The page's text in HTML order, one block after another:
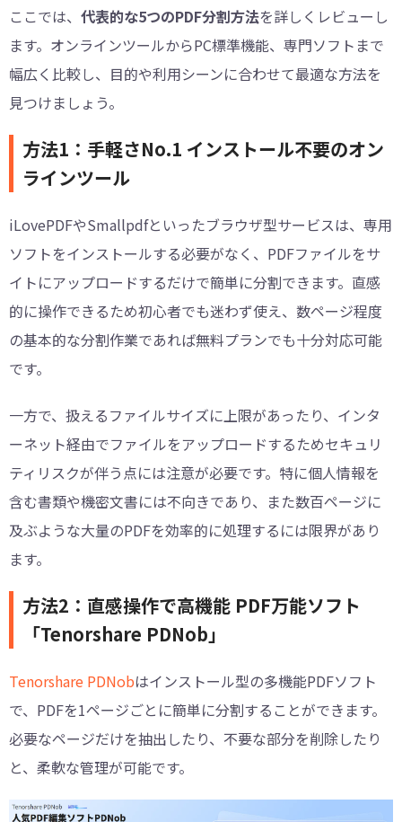
ここでは、 代表的な5つのPDF分割方法を詳しくレビューし
ます。オンラインツールからPC標準機能、専門ソフトまで
幅広く比較し、目的や利用シーンに合わせて最適な方法を
見つけましょう。
方法1：手軽さNo.1 インストール不要のオン
ラインツール
iLovePDFやSmallpdfといったブラウザ型サービスは、専用
ソフトをインストールする必要がなく、PDFファイルをサ
イトにアップロードするだけで簡単に分割できます。直感
的に操作できるため初心者でも迷わず使え、数ページ程度
の基本的な分割作業であれば無料プランでも十分対応可能
です。
一方で、扱えるファイルサイズに上限があったり、インタ
ーネット経由でファイルをアップロードするためセキュリ
ティリスクが伴う点には注意が必要です。特に個人情報を
含む書類や機密文書には不向きであり、また数百ページに
及ぶような大量のPDFを効率的に処理するには限界があり
ます。
方法2：直感操作で高機能 PDF万能ソフト
「Tenorshare PDNob」
Tenorshare PDNobはインストール型の多機能PDFソフト
で、PDFを1ページごとに簡単に分割することができます。
必要なページだけを抽出したり、不要な部分を削除したり
と、柔軟な管理が可能です。